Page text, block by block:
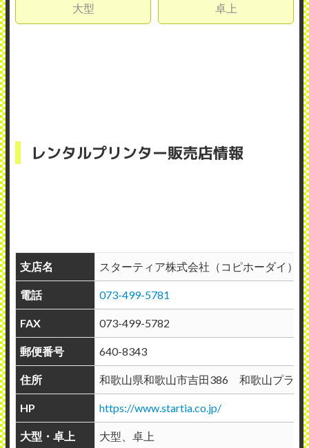
大型 卓上
レンタルプリンター販売店情報
支店名 スターティア株式会社（コピホーダイ）
電話 073-499-5781
FAX 073-499-5782
郵便番号 640-8343
住所 和歌山県和歌山市吉田386 和歌山プラザ
HP https://www.startia.co.jp/
大型・卓上 大型、卓上